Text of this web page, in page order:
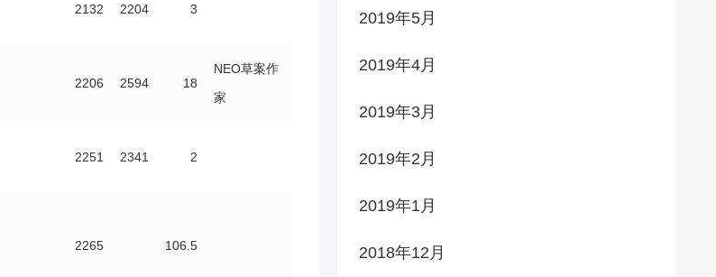
2132 2204 3
2206 2594 18
NEO草案作
家
2251 2341 2
2265 106.5
2019年5月
2019年4月
2019年3月
2019年2月
2019年1月
2018年12月